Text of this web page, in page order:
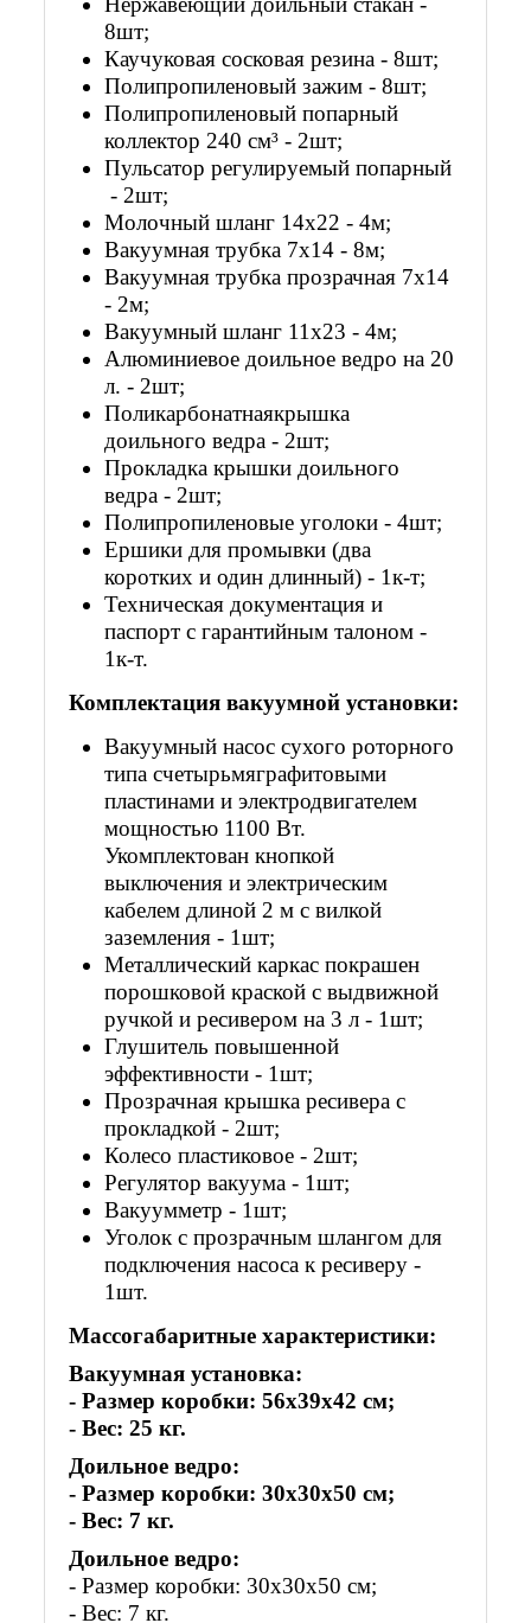
8шт;
Каучуковая сосковая резина - 8шт;
Полипропиленовый зажим - 8шт;
Полипропиленовый попарный
коллектор 240 см³ - 2шт;
Пульсатор регулируемый попарный
- 2шт;
Молочный шланг 14х22 - 4м;
Вакуумная трубка 7х14 - 8м;
Вакуумная трубка прозрачная 7х14
- 2м;
Вакуумный шланг 11х23 - 4м;
Алюминиевое доильное ведро на 20
л. - 2шт;
Поликарбонатнаякрышка
доильного ведра - 2шт;
Прокладка крышки доильного
ведра - 2шт;
Полипропиленовые уголоки - 4шт;
Ершики для промывки (два
коротких и один длинный) - 1к-т;
Техническая документация и
паспорт с гарантийным талоном -
1к-т.
Комплектация вакуумной установки:
Вакуумный насос сухого роторного
типа счетырьмяграфитовыми
пластинами и электродвигателем
мощностью 1100 Вт.
Укомплектован кнопкой
выключения и электрическим
кабелем длиной 2 м с вилкой
заземления - 1шт;
Металлический каркас покрашен
порошковой краской c выдвижной
ручкой и ресивером на 3 л - 1шт;
Глушитель повышенной
эффективности - 1шт;
Прозрачная крышка ресивера с
прокладкой - 2шт;
Колесо пластиковое - 2шт;
Регулятор вакуума - 1шт;
Вакуумметр - 1шт;
Уголок с прозрачным шлангом для
подключения насоса к ресиверу -
1шт.
Массогабаритные характеристики:
Вакуумная установка:
- Размер коробки: 56х39х42 см;
- Вес: 25 кг.
Доильное ведро:
- Размер коробки: 30х30х50 см;
- Вес: 7 кг.
Доильное ведро:
- Размер коробки: 30х30х50 см;
- Вес: 7 кг.